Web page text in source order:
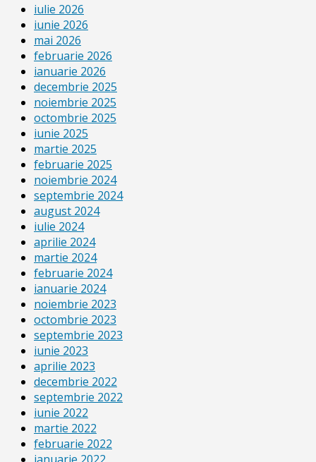
iulie 2026
iunie 2026
mai 2026
februarie 2026
ianuarie 2026
decembrie 2025
noiembrie 2025
octombrie 2025
iunie 2025
martie 2025
februarie 2025
noiembrie 2024
septembrie 2024
august 2024
iulie 2024
aprilie 2024
martie 2024
februarie 2024
ianuarie 2024
noiembrie 2023
octombrie 2023
septembrie 2023
iunie 2023
aprilie 2023
decembrie 2022
septembrie 2022
iunie 2022
martie 2022
februarie 2022